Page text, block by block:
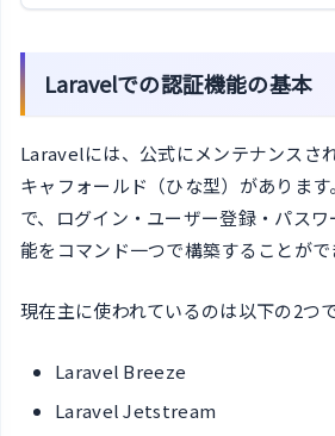
Laravelでの認証機能の基本
Laravelには、公式にメンテナンスさ
キャフォールド（ひな型）がありま
で、ログイン・ユーザー登録・パス
能をコマンド一つで構築することがで
現在主に使われているのは以下の2つで
Laravel Breeze
Laravel Jetstream